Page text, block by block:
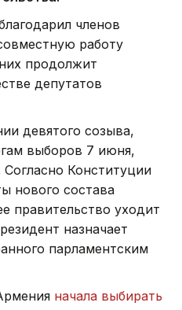
членов
работу
продолжит
депутатов
девятого созыва,
выборов 7 июня,
Согласно Конституции
нового состава
правительство уходит
назначает
парламентским
начала выбирать